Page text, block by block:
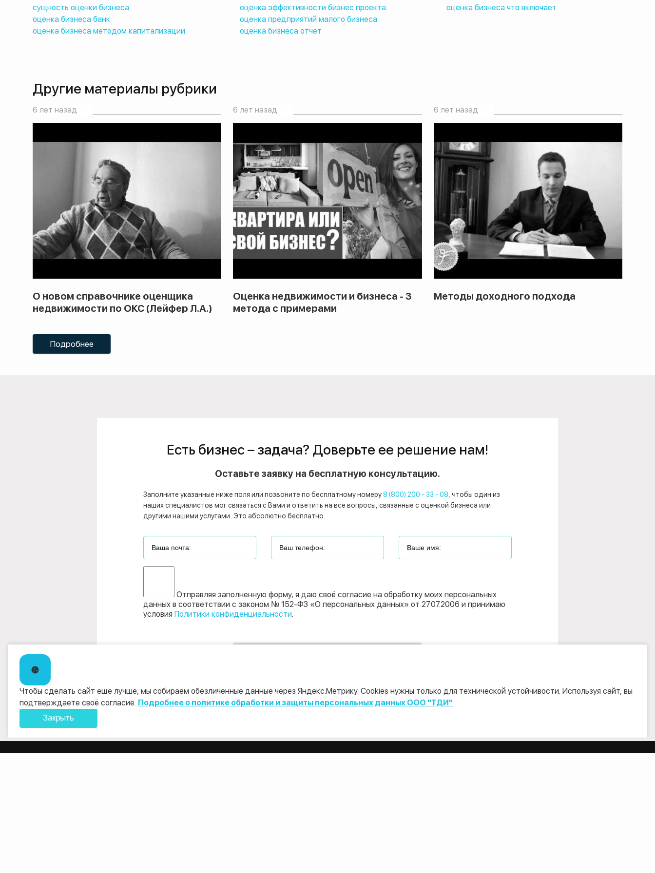
сущность оценки бизнеса
оценка бизнеса банк
оценка бизнеса методом капитализации
оценка эффективности бизнес проекта
оценка предприятий малого бизнеса
оценка бизнеса отчет
оценка бизнеса что включает
Другие материалы рубрики
6 лет назад
О новом справочнике оценщика
недвижимости по ОКС (Лейфер Л.А.)
6 лет назад
Оценка недвижимости и бизнеса - 3
метода с примерами
6 лет назад
Методы доходного подхода
Подробнее
Есть бизнес – задача? Доверьте ее решение нам!
Оставьте заявку на бесплатную консультацию.
Заполните указанные ниже поля или позвоните по бесплатному номеру8 (800) 200 - 33 - 08 , чтобы один из
наших специалистов мог связаться с Вами и ответить на все вопросы, связанные с оценкой бизнеса или
другими нашими услугами. Это абсолютно бесплатно.
Отправляя заполненную форму, я даю своё согласие на обработку моих персональных
данных в соответствии с законом № 152-ФЗ «О персональных данных» от 27.07.2006 и принимаю
условия Политики конфиденциальности.
Чтобы сделать сайт еще лучше, мы собираем обезличенные данные через Яндекс.Метрику. Cookies нужны только для технической устойчивости. Используя сайт, вы
подтверждаете своё согласие. Подробнее о политике обработки и защиты персональных данных ООО "ТДИ"
Закрыть